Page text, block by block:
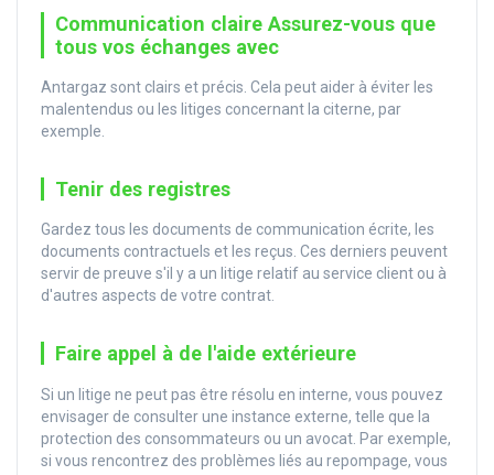
Communication claire Assurez-vous que
tous vos échanges avec
Antargaz sont clairs et précis. Cela peut aider à éviter les
malentendus ou les litiges concernant la citerne, par
exemple.
Tenir des registres
Gardez tous les documents de communication écrite, les
documents contractuels et les reçus. Ces derniers peuvent
servir de preuve s'il y a un litige relatif au service client ou à
d'autres aspects de votre contrat.
Faire appel à de l'aide extérieure
Si un litige ne peut pas être résolu en interne, vous pouvez
envisager de consulter une instance externe, telle que la
protection des consommateurs ou un avocat. Par exemple,
si vous rencontrez des problèmes liés au repompage, vous